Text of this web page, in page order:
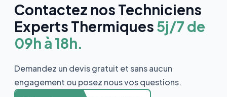
Contactez nos Techniciens
Experts Thermiques 5j/7 de
09h à 18h.
Demandez un devis gratuit et sans aucun
engagement ou posez nous vos questions.